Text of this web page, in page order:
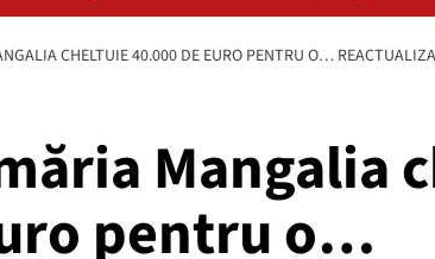
CHELTUIE 40.000 DE EURO PENTRU O…
Mangalia
pentru o…